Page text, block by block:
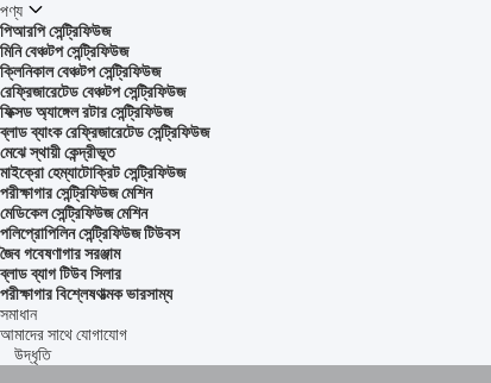
পণ্য
পিআরপি সেন্ট্রিফিউজ
মিনি বেঞ্চটপ সেন্ট্রিফিউজ
ক্লিনিকাল বেঞ্চটপ সেন্ট্রিফিউজ
রেফ্রিজারেটেড বেঞ্চটপ সেন্ট্রিফিউজ
ফিক্সড অ্যাঙ্গেল রটার সেন্ট্রিফিউজ
ব্লাড ব্যাংক রেফ্রিজারেটেড সেন্ট্রিফিউজ
মেঝে স্থায়ী কেন্দ্রীভূত
মাইক্রো হেম্যাটোক্রিট সেন্ট্রিফিউজ
পরীক্ষাগার সেন্ট্রিফিউজ মেশিন
মেডিকেল সেন্ট্রিফিউজ মেশিন
পলিপ্রোপিলিন সেন্ট্রিফিউজ টিউবস
জৈব গবেষণাগার সরঞ্জাম
ব্লাড ব্যাগ টিউব সিলার
পরীক্ষাগার বিশ্লেষণাত্মক ভারসাম্য
সমাধান
আমাদের সাথে যোগাযোগ
উদ্ধৃতি